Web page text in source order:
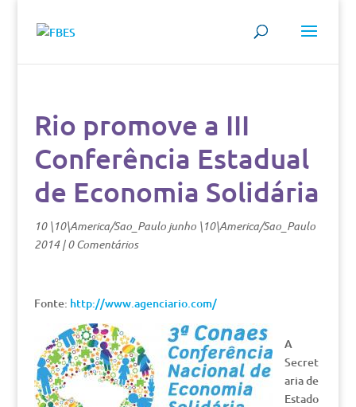
Rio promove a III
Conferência Estadual
de Economia Solidária
10 \10\America/Sao_Paulo junho \10\America/Sao_Paulo
2014|0 Comentários
Fonte: http://www.agenciario.com/
A
Secret
aria de
Estado